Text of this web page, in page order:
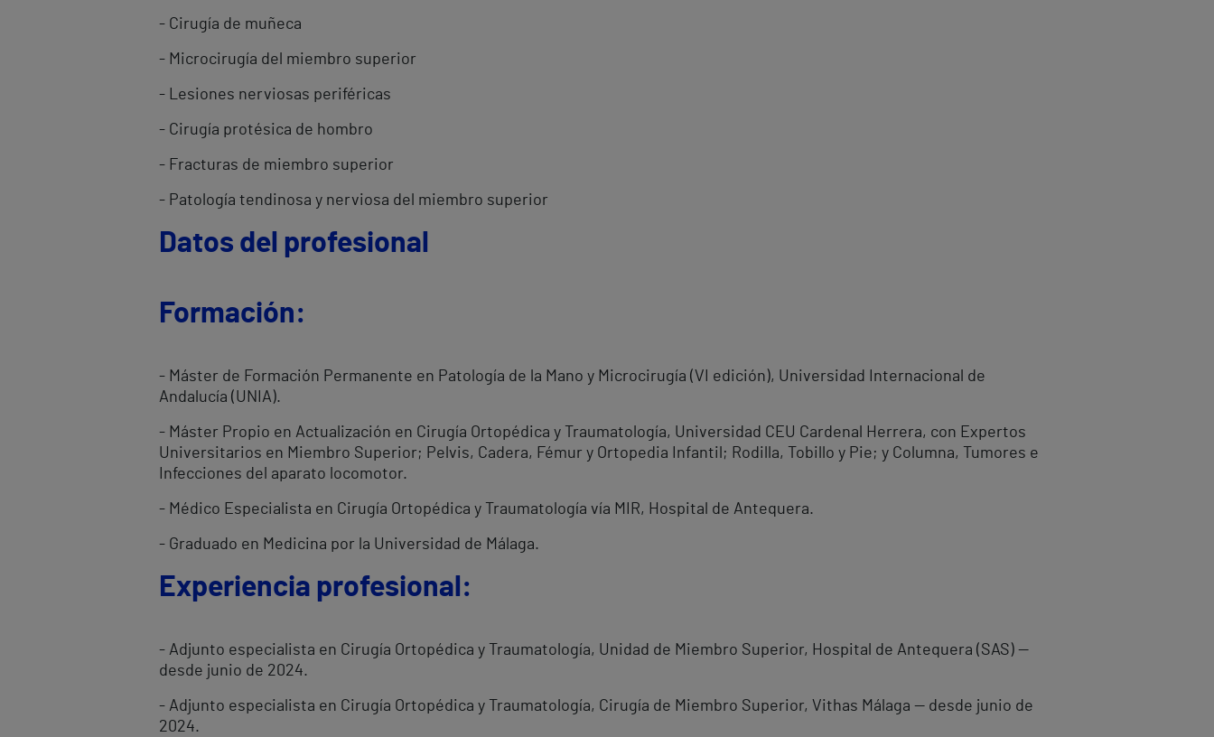
- Cirugía de muñeca
- Microcirugía del miembro superior
- Lesiones nerviosas periféricas
- Cirugía protésica de hombro
- Fracturas de miembro superior
- Patología tendinosa y nerviosa del miembro superior
Datos del profesional
Formación:
- Máster de Formación Permanente en Patología de la Mano y Microcirugía (VI edición), Universidad Internacional de
Andalucía (UNIA).
- Máster Propio en Actualización en Cirugía Ortopédica y Traumatología, Universidad CEU Cardenal Herrera, con Expertos
Universitarios en Miembro Superior; Pelvis, Cadera, Fémur y Ortopedia Infantil; Rodilla, Tobillo y Pie; y Columna, Tumores e
Infecciones del aparato locomotor.
- Médico Especialista en Cirugía Ortopédica y Traumatología vía MIR, Hospital de Antequera.
- Graduado en Medicina por la Universidad de Málaga.
Experiencia profesional:
- Adjunto especialista en Cirugía Ortopédica y Traumatología, Unidad de Miembro Superior, Hospital de Antequera (SAS) —
desde junio de 2024.
- Adjunto especialista en Cirugía Ortopédica y Traumatología, Cirugía de Miembro Superior, Vithas Málaga — desde junio de
2024.